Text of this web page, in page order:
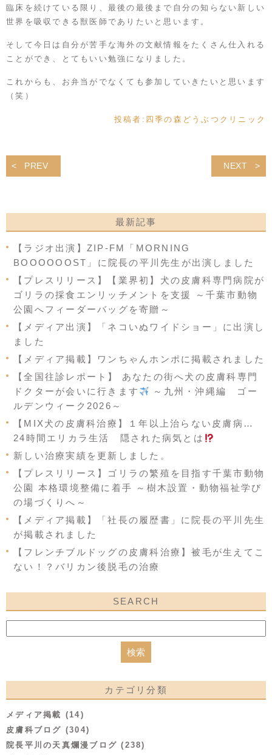
臨床を続けている限り、最後の最後まで自分の知らない新しい
世界を吸収できる獣医師でありたいと思います。
そして今日は自分が苦手な海外の文献情報をたくさん仕入れる
ことができ、とてもいい勉強になりました。
これからも、お弁当がでなくても参加していきたいと思います
（笑）
投稿者: 四季の森どうぶつクリニック
PREV NEXT
最新記事
【ラジオ出演】ZIP-FM「MORNING
BOOOOOOST」に院長の平川先生が出演しました
【プレスリリース】【業界初】犬の皮膚科専門病院が
ゴリラの採食エンリッチメントを支援 ～千葉市動物
公園へフィーダーバッグを寄贈～
【メディア出演】「ネコいぬワイドショー」に出演し
ました
【メディア掲載】ワンちゃんホンポに掲載されました
【全国往診レポート】 あなたの街へ犬の皮膚科専門
ドクターが会いに行きます
～九州・沖縄編 ゴー
ルデンウィーク2026～
【MIX犬の皮膚科治療】１年以上治らない皮膚病…
24時間エリカラ生活 隠された病気とは
新しい治療実績を更新しました。
【プレスリリース】ゴリラの繁殖を目指す千葉市動物
公園 本格環境整備に着手 ～樹木設置・動物福祉学び
の場づくりへ～
【メディア掲載】「社長の履歴書」に院長の平川先生
が掲載されました
【フレンチブルドッグの皮膚科治療】被毛が生えてこ
ない！？バリカン後脱毛の治療
SEARCH
カテゴリ分類
メディア掲載 (14)
皮膚科ブログ (304)
院長平川の天真爛漫ブログ (238)